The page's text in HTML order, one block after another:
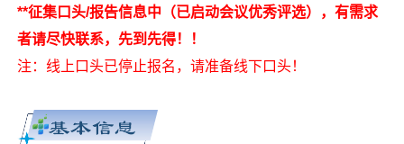
**征集口头/报告信息中（已启动会议优秀评选），有需求
者请尽快联系，先到先得！！
注：线上口头已停止报名，请准备线下口头！